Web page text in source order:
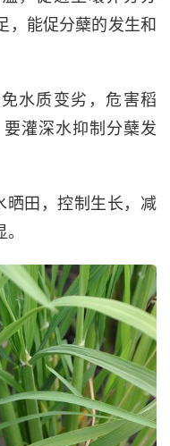
，能促分蘖的发生和
水质变劣，危害稻
灌深水抑制分蘖发
晒田，控制生长，减